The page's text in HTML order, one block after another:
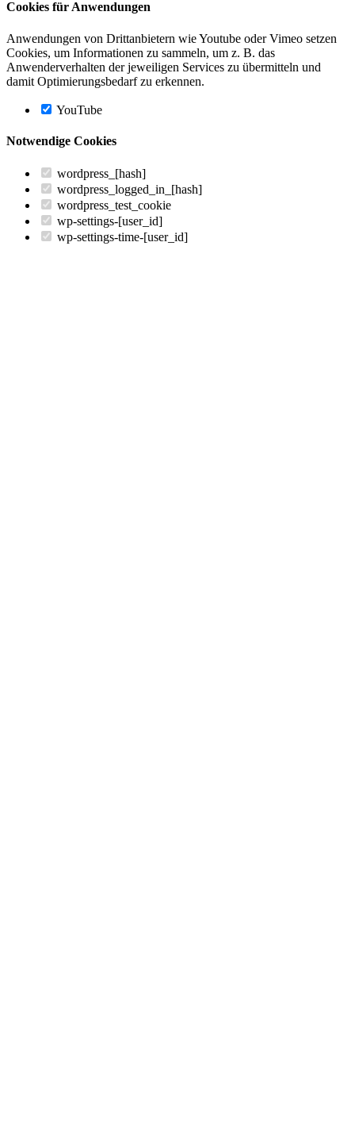
Cookies für Anwendungen
Anwendungen von Drittanbietern wie Youtube oder Vimeo setzen
Cookies, um Informationen zu sammeln, um z. B. das
Anwenderverhalten der jeweiligen Services zu übermitteln und
damit Optimierungsbedarf zu erkennen.
YouTube
Notwendige Cookies
wordpress_[hash]
wordpress_logged_in_[hash]
wordpress_test_cookie
wp-settings-[user_id]
wp-settings-time-[user_id]